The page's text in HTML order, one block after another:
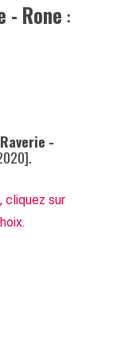
- Rone :
Raverie -
cliquez sur